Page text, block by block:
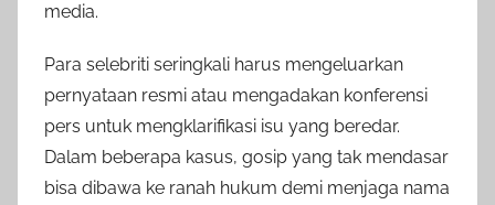
media.
Para selebriti seringkali harus mengeluarkan
pernyataan resmi atau mengadakan konferensi
pers untuk mengklarifikasi isu yang beredar.
Dalam beberapa kasus, gosip yang tak mendasar
bisa dibawa ke ranah hukum demi menjaga nama